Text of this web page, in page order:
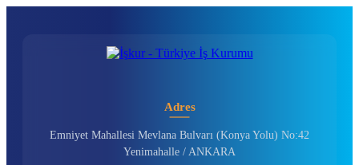
Adres
Emniyet Mahallesi Mevlana Bulvarı (Konya Yolu) No:42
Yenimahalle / ANKARA